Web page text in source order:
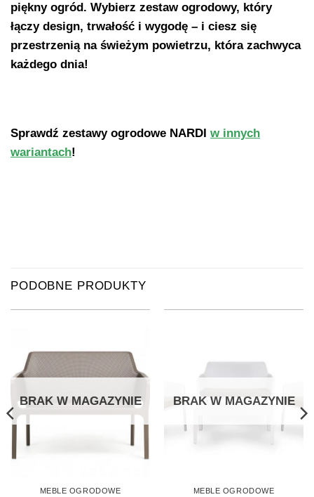
piękny ogród. Wybierz zestaw ogrodowy, który
łączy design, trwałość i wygodę – i ciesz się
przestrzenią na świeżym powietrzu, która zachwyca
każdego dnia!
Sprawdź zestawy ogrodowe NARDI w innych
wariantach!
PODOBNE PRODUKTY
BRAK W MAGAZYNIE
MEBLE OGRODOWE
BRAK W MAGAZYNIE
MEBLE OGRODOWE